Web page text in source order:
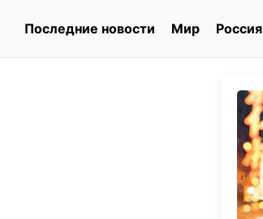
Последние новости Мир Россия